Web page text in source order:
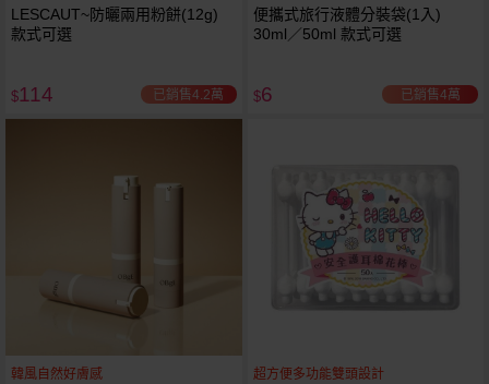
LESCAUT~防曬兩用粉餅(12g)
款式可選
$114 已銷售4.2萬
便攜式旅行液體分裝袋(1入)
30ml／50ml 款式可選
$6 已銷售4萬
韓風自然好膚感 超方便多功能雙頭設計